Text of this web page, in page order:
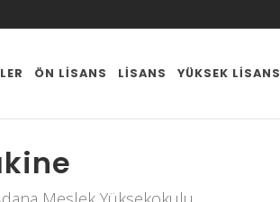
ÖN LISANS LISANS YÜKSEK LISANS